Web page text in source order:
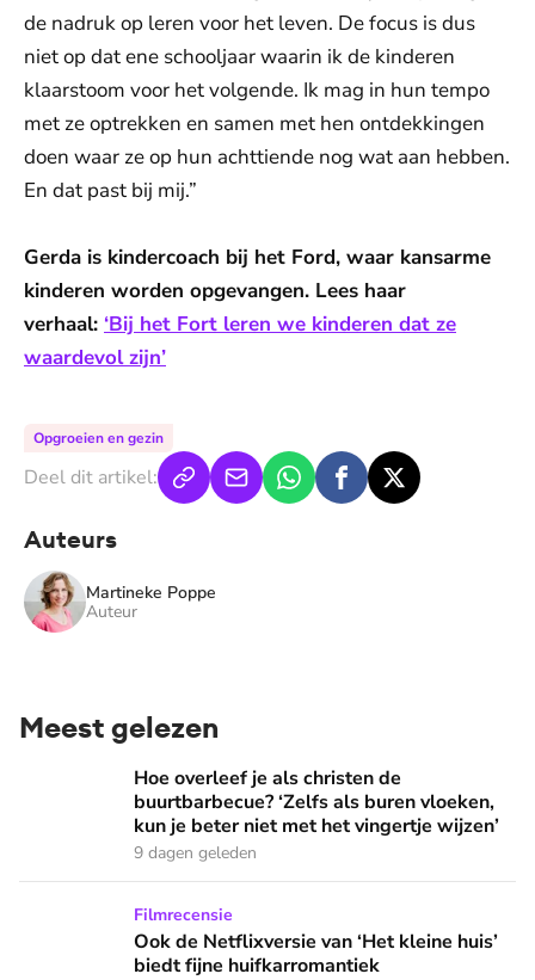
de nadruk op leren voor het leven. De focus is dus
niet op dat ene schooljaar waarin ik de kinderen
klaarstoom voor het volgende. Ik mag in hun tempo
met ze optrekken en samen met hen ontdekkingen
doen waar ze op hun achttiende nog wat aan hebben.
En dat past bij mij.”
Gerda is kindercoach bij het Ford, waar kansarme
kinderen worden opgevangen. Lees haar
verhaal: ‘Bij het Fort leren we kinderen dat ze
waardevol zijn’
Opgroeien en gezin
Deel dit artikel:
Auteurs
Martineke Poppe
Auteur
Meest gelezen
Hoe overleef je als christen de buurtbarbecue? ‘Zelfs als
Hoe overleef je als christen de
buurtbarbecue? ‘Zelfs als buren vloeken,
kun je beter niet met het vingertje wijzen’
9 dagen geleden
Ook de Netflixversie van ‘Het kleine huis’ biedt fijne
Filmrecensie
Ook de Netflixversie van ‘Het kleine huis’
biedt fijne huifkarromantiek